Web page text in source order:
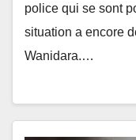
police qui se sont
situation a encore
Wanidara.…